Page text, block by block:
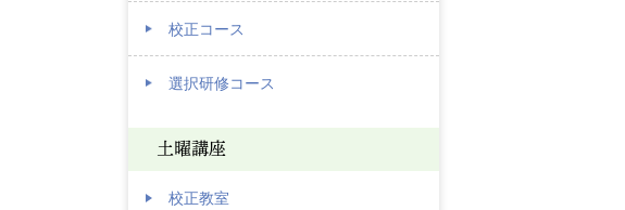
校正コース
選択研修コース
土曜講座
校正教室